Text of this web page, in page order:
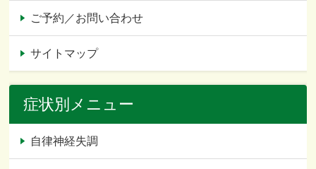
ご予約／お問い合わせ
サイトマップ
症状別メニュー
自律神経失調